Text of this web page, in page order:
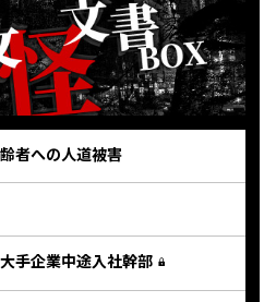
者への人道被害
手企業中途入社幹部